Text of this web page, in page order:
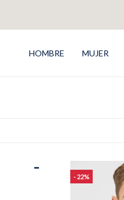
HOMBRE MUJER
22